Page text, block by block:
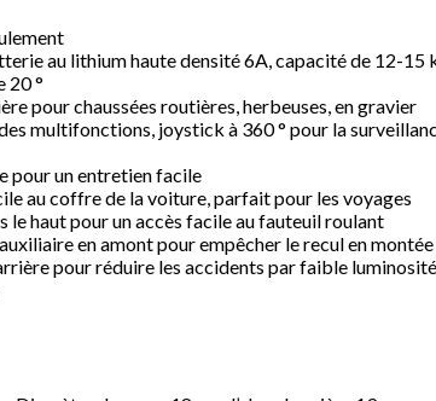
au lithium haute densité 6A, capacité de 12-15
20 °
pour chaussées routières, herbeuses, en gravier
multifonctions, joystick à 360 ° pour la
pour un entretien facile
au coffre de la voiture, parfait pour les voyages
le haut pour un accès facile au fauteuil roulant
en amont pour empêcher le recul en montée
pour réduire les accidents par faible luminosité